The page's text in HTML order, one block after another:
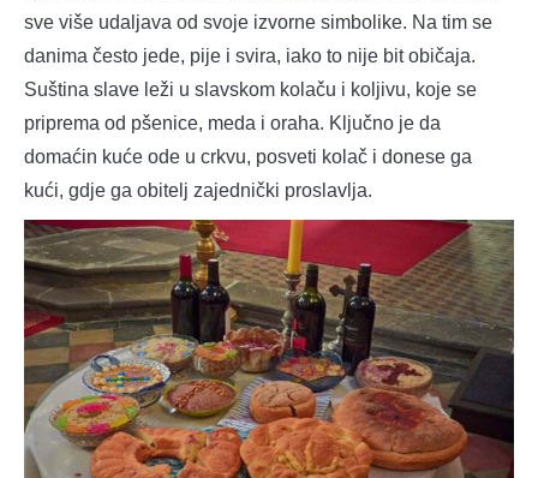
sve više udaljava od svoje izvorne simbolike. Na tim se
danima često jede, pije i svira, iako to nije bit običaja.
Suština slave leži u slavskom kolaču i koljivu, koje se
priprema od pšenice, meda i oraha. Ključno je da
domaćin kuće ode u crkvu, posveti kolač i donese ga
kući, gdje ga obitelj zajednički proslavlja.